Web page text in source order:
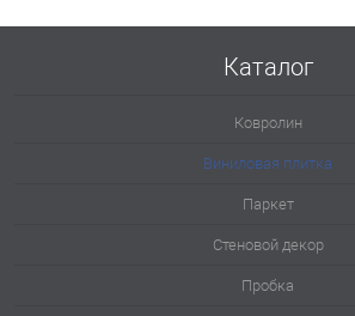
Каталог
Ковролин
Виниловая плитка
Паркет
Стеновой декор
Пробка